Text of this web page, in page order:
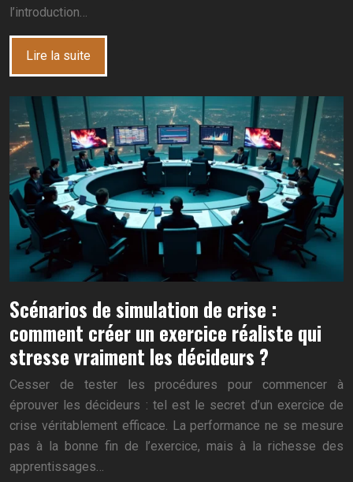
l’introduction…
Lire la suite
Scénarios de simulation de crise :
comment créer un exercice réaliste qui
stresse vraiment les décideurs ?
Cesser de tester les procédures pour commencer à
éprouver les décideurs : tel est le secret d’un exercice de
crise véritablement efficace. La performance ne se mesure
pas à la bonne fin de l’exercice, mais à la richesse des
apprentissages…